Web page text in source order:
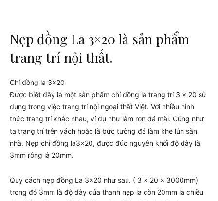
Nẹp đồng La 3×20 là sản phẩm
trang trí nội thất.
Chỉ đồng la 3×20
Được biết đây là một sản phẩm chỉ đồng la trang trí 3 x 20 sử
dụng trong việc trang trí nội ngoại thất Việt. Với nhiều hình
thức trang trí khác nhau, ví dụ như làm ron đá mài. Cũng như
ta trang trí trên vách hoặc là bức tường đá làm khe lún sàn
nhà. Nẹp chỉ đồng la3x20, được đúc nguyên khối độ dày là
3mm rông là 20mm.
Quy cách nẹp đồng La 3×20 như sau. ( 3 x 20 x 3000mm)
trong đó 3mm là độ dày của thanh nẹp la còn 20mm la chiều